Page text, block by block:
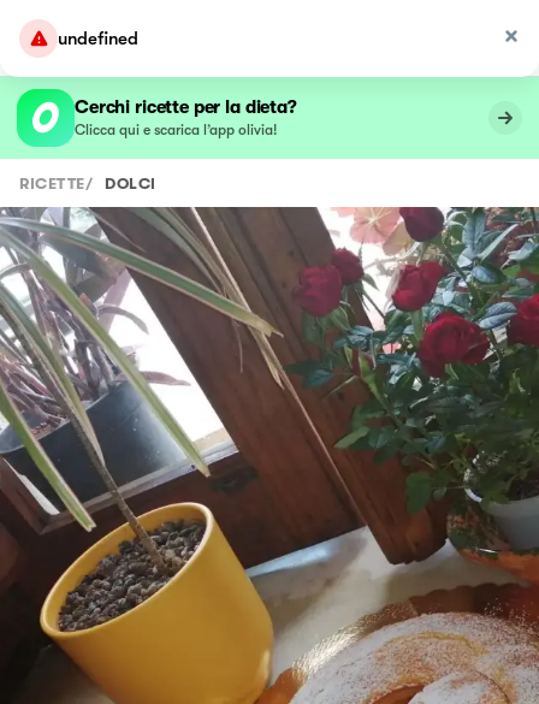
undefined
Cerchi ricette per la dieta?
Clicca qui e scarica l’app olivia!
RICETTE/ DOLCI